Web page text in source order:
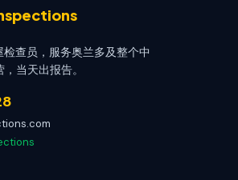
查员，服务奥兰多及整个中
当天出报告。